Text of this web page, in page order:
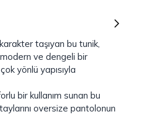
taşıyan bu tunik,
ve dengeli bir
yönlü yapısıyla
bir kullanım sunan bu
oversize pantolonun